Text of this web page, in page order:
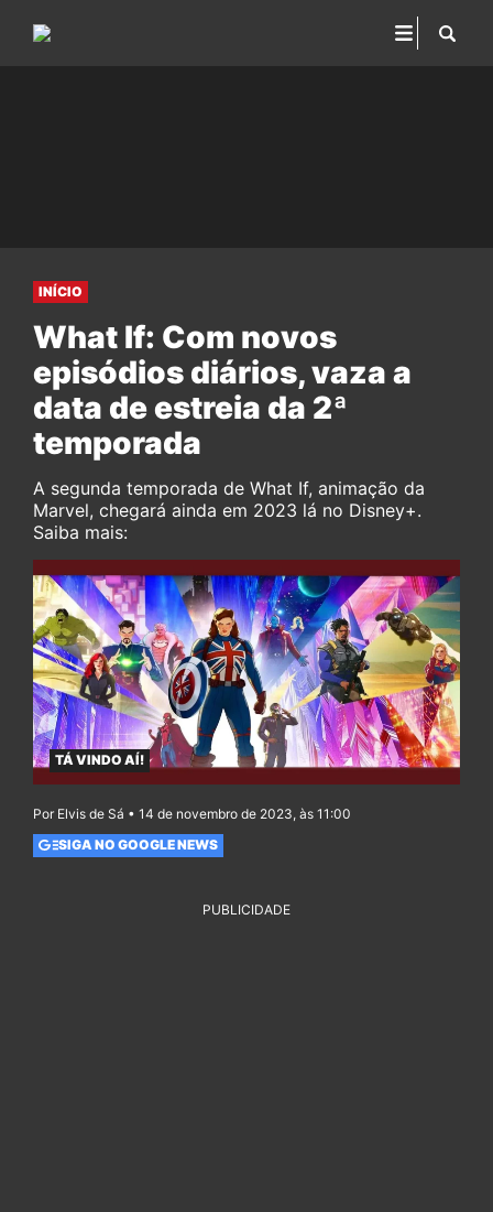
INÍCIO
What If: Com novos
episódios diários, vaza a
data de estreia da 2ª
temporada
A segunda temporada de What If, animação da
Marvel, chegará ainda em 2023 lá no Disney+.
Saiba mais:
TÁ VINDO AÍ!
Por Elvis de Sá • 14 de novembro de 2023, às 11:00
SIGA NO GOOGLE NEWS
PUBLICIDADE